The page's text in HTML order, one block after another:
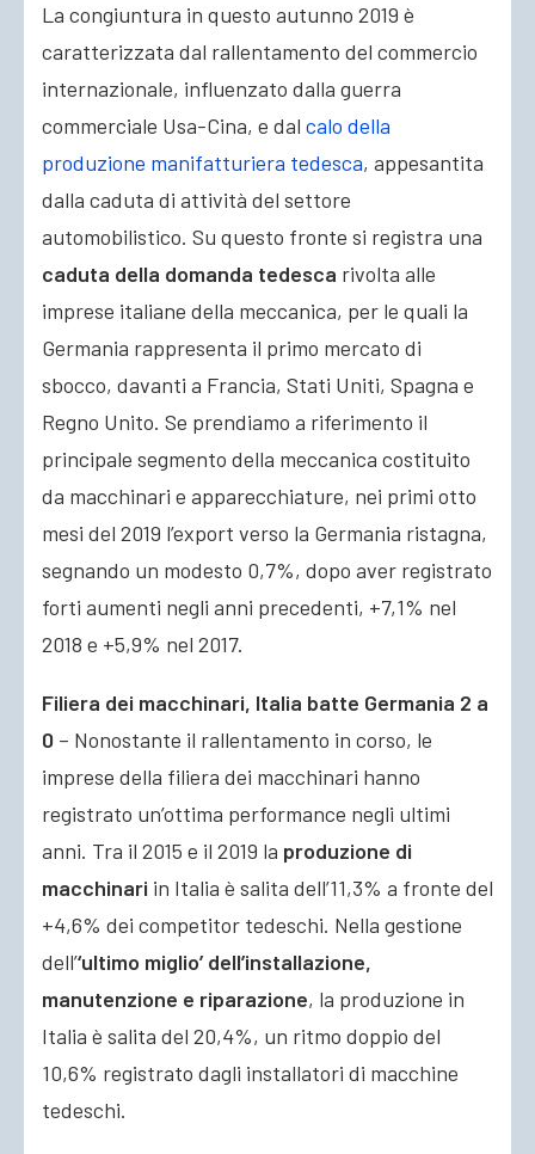
La congiuntura in questo autunno 2019 è
caratterizzata dal rallentamento del commercio
internazionale, influenzato dalla guerra
commerciale Usa-Cina, e dal calo della
produzione manifatturiera tedesca, appesantita
dalla caduta di attività del settore
automobilistico. Su questo fronte si registra una
caduta della domanda tedesca rivolta alle
imprese italiane della meccanica, per le quali la
Germania rappresenta il primo mercato di
sbocco, davanti a Francia, Stati Uniti, Spagna e
Regno Unito. Se prendiamo a riferimento il
principale segmento della meccanica costituito
da macchinari e apparecchiature, nei primi otto
mesi del 2019 l’export verso la Germania ristagna,
segnando un modesto 0,7%, dopo aver registrato
forti aumenti negli anni precedenti, +7,1% nel
2018 e +5,9% nel 2017.
Filiera dei macchinari, Italia batte Germania 2 a
0 – Nonostante il rallentamento in corso, le
imprese della filiera dei macchinari hanno
registrato un’ottima performance negli ultimi
anni. Tra il 2015 e il 2019 la produzione di
macchinari in Italia è salita dell’11,3% a fronte del
+4,6% dei competitor tedeschi. Nella gestione
dell’‘ultimo miglio’ dell’installazione,
manutenzione e riparazione, la produzione in
Italia è salita del 20,4%, un ritmo doppio del
10,6% registrato dagli installatori di macchine
tedeschi.